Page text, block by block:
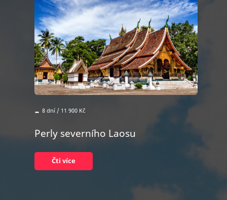
- 8 dní / 11 900 Kč
Perly severního Laosu
Čti více